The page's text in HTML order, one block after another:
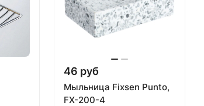
46 руб
Мыльница Fixsen Punto,
FX-200-4